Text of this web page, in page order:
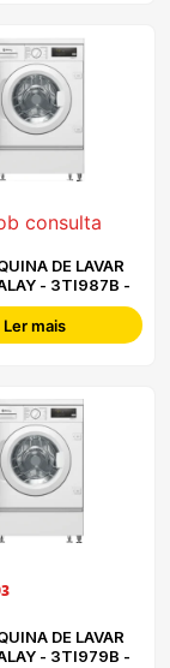
consulta
- 3TI987B -
Ler mais
- 3TI979B -